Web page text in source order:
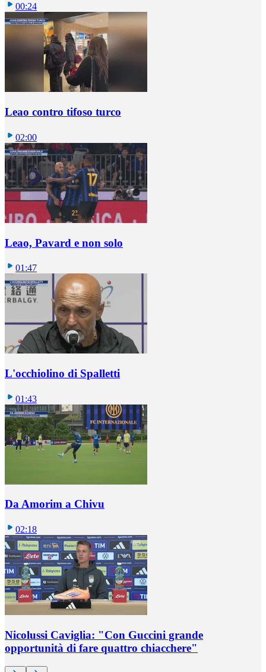
00:24
Leao contro tifoso turco
02:00
Leao, Pavard e non solo
01:47
L'occhiolino di Spalletti
01:43
Da Amorim a Chivu
02:18
Nicolussi Caviglia: "Con Guccini grande
opportunità di fare quattro chiacchere"